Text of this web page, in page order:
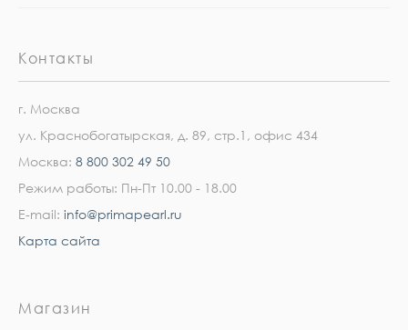
Контакты
г. Москва
ул. Краснобогатырская, д. 89, стр.1, офис 434
Москва: 8 800 302 49 50
Режим работы: Пн-Пт 10.00 - 18.00
E-mail: info@primapearl.ru
Карта сайта
Магазин